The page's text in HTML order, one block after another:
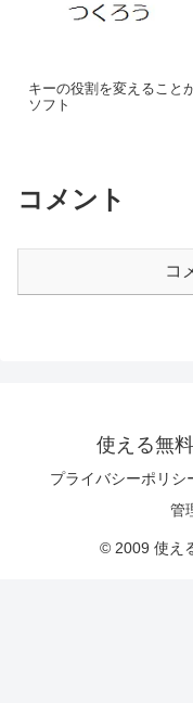
キーの役割を変えること
ソフト
コメント
コ
使える無
プライバシーポリシ
管
© 2009 使え